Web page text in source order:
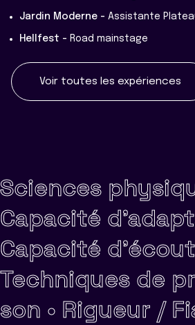
Jardin Moderne - Assistante
Hellfest - Road mainstage
Voir toutes les expériences
Sciences
Capacité
Capacité
Techniques de
son • Rigueur /